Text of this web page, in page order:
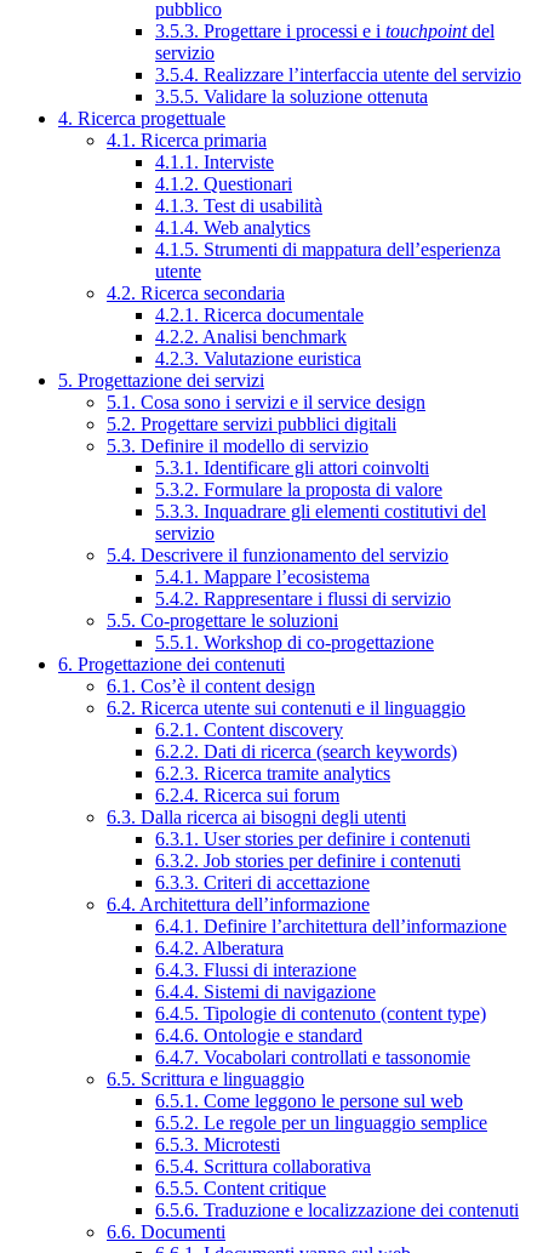
pubblico
3.5.3. Progettare i processi e i touchpointdel
servizio
3.5.4. Realizzare l’interfaccia utente del servizio
3.5.5. Validare la soluzione ottenuta
4. Ricerca progettuale
4.1. Ricerca primaria
4.1.1. Interviste
4.1.2. Questionari
4.1.3. Test di usabilità
4.1.4. Web analytics
4.1.5. Strumenti di mappatura dell’esperienza
utente
4.2. Ricerca secondaria
4.2.1. Ricerca documentale
4.2.2. Analisi benchmark
4.2.3. Valutazione euristica
5. Progettazione dei servizi
5.1. Cosa sono i servizi e il service design
5.2. Progettare servizi pubblici digitali
5.3. Definire il modello di servizio
5.3.1. Identificare gli attori coinvolti
5.3.2. Formulare la proposta di valore
5.3.3. Inquadrare gli elementi costitutivi del
servizio
5.4. Descrivere il funzionamento del servizio
5.4.1. Mappare l’ecosistema
5.4.2. Rappresentare i flussi di servizio
5.5. Co-progettare le soluzioni
5.5.1. Workshop di co-progettazione
6. Progettazione dei contenuti
6.1. Cos’è il content design
6.2. Ricerca utente sui contenuti e il linguaggio
6.2.1. Content discovery
6.2.2. Dati di ricerca (search keywords)
6.2.3. Ricerca tramite analytics
6.2.4. Ricerca sui forum
6.3. Dalla ricerca ai bisogni degli utenti
6.3.1. User stories per definire i contenuti
6.3.2. Job stories per definire i contenuti
6.3.3. Criteri di accettazione
6.4. Architettura dell’informazione
6.4.1. Definire l’architettura dell’informazione
6.4.2. Alberatura
6.4.3. Flussi di interazione
6.4.4. Sistemi di navigazione
6.4.5. Tipologie di contenuto (content type)
6.4.6. Ontologie e standard
6.4.7. Vocabolari controllati e tassonomie
6.5. Scrittura e linguaggio
6.5.1. Come leggono le persone sul web
6.5.2. Le regole per un linguaggio semplice
6.5.3. Microtesti
6.5.4. Scrittura collaborativa
6.5.5. Content critique
6.5.6. Traduzione e localizzazione dei contenuti
6.6. Documenti